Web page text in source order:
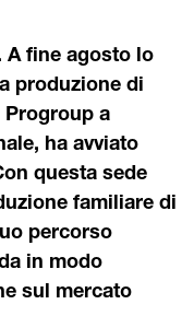
A fine agosto lo
produzione di
a
ha avviato
questa sede
familiare di
percorso
in modo
sul mercato